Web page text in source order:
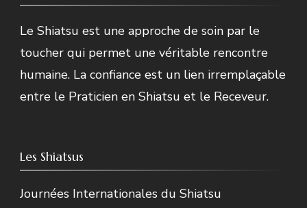
Le Shiatsu est une approche de soin par le
toucher qui permet une véritable rencontre
humaine. La confiance est un lien irremplaçable
entre le Praticien en Shiatsu et le Receveur.
Les Shiatsus
Journées Internationales du Shiatsu